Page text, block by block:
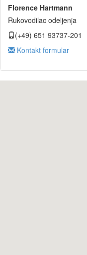
Florence Hartmann
Rukovodilac odeljenja
(+49) 651 93737-201
Kontakt formular